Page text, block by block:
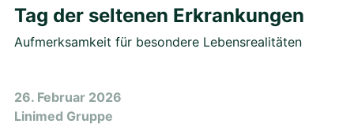
Tag der seltenen Erkrankungen
Aufmerksamkeit für besondere Lebensrealitäten
26. Februar 2026
Linimed Gruppe